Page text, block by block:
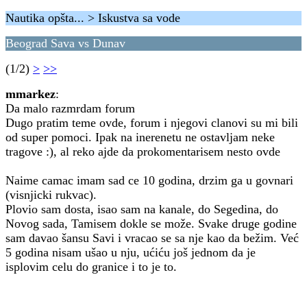
Nautika opšta... > Iskustva sa vode
Beograd Sava vs Dunav
(1/2) > >>
mmarkez:
Da malo razmrdam forum
Dugo pratim teme ovde, forum i njegovi clanovi su mi bili
od super pomoci. Ipak na inerenetu ne ostavljam neke
tragove :), al reko ajde da prokomentarisem nesto ovde
Naime camac imam sad ce 10 godina, drzim ga u govnari
(visnjicki rukvac).
Plovio sam dosta, isao sam na kanale, do Segedina, do
Novog sada, Tamisem dokle se može. Svake druge godine
sam davao šansu Savi i vracao se sa nje kao da bežim. Već
5 godina nisam ušao u nju, ućiću još jednom da je
isplovim celu do granice i to je to.